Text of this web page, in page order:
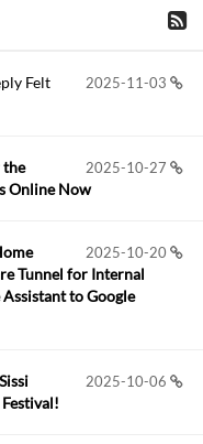
2026-06-18
2026-05-15
...
2025-11-03
Felt
2025-10-27
the
Online Now
2025-10-20
Tunnel for Internal
to Google
2025-10-06